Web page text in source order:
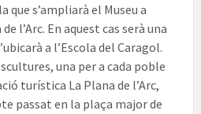
s’ampliarà el Museu a
l’Arc. En aquest cas serà una
a l’Escola del Caragol.
una per a cada poble
turística La Plana de l’Arc,
passat en la plaça major de